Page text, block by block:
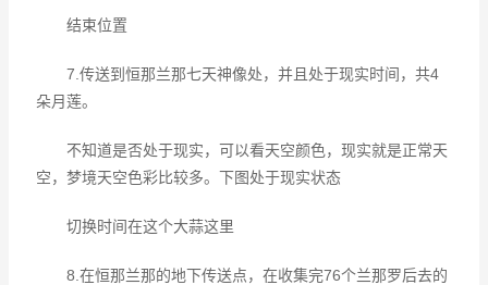
结束位置
7.传送到恒那兰那七天神像处，并且处于现实时间，共4
朵月莲。
不知道是否处于现实，可以看天空颜色，现实就是正常天
空，梦境天空色彩比较多。下图处于现实状态
切换时间在这个大蒜这里
8.在恒那兰那的地下传送点，在收集完76个兰那罗后去的